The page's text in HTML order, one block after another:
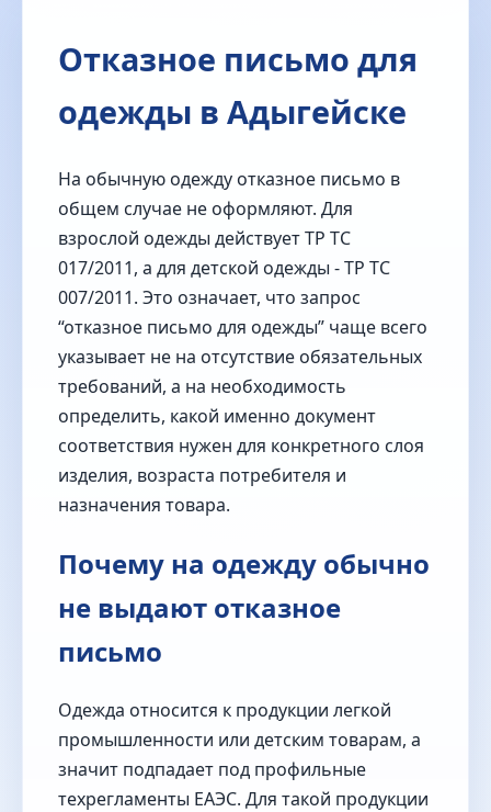
Отказное письмо для
одежды в Адыгейске
На обычную одежду отказное письмо в
общем случае не оформляют. Для
взрослой одежды действует ТР ТС
017/2011, а для детской одежды - ТР ТС
007/2011. Это означает, что запрос
“отказное письмо для одежды” чаще всего
указывает не на отсутствие обязательных
требований, а на необходимость
определить, какой именно документ
соответствия нужен для конкретного слоя
изделия, возраста потребителя и
назначения товара.
Почему на одежду обычно
не выдают отказное
письмо
Одежда относится к продукции легкой
промышленности или детским товарам, а
значит подпадает под профильные
техрегламенты ЕАЭС. Для такой продукции